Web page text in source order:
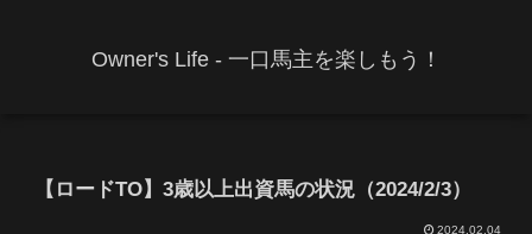
Owner's Life - 一口馬主を楽しもう！
【ロードTO】3歳以上出資馬の状況（2024/2/3）
2024.02.04